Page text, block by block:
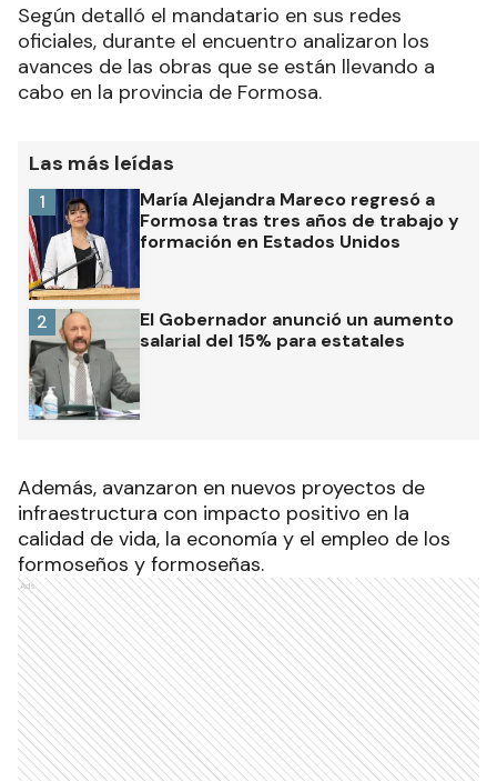
Según detalló el mandatario en sus redes
oficiales, durante el encuentro analizaron los
avances de las obras que se están llevando a
cabo en la provincia de Formosa.
Las más leídas
María Alejandra Mareco regresó a
Formosa tras tres años de trabajo y
formación en Estados Unidos
1
El Gobernador anunció un aumento
salarial del 15% para estatales
2
Además, avanzaron en nuevos proyectos de
infraestructura con impacto positivo en la
calidad de vida, la economía y el empleo de los
formoseños y formoseñas.
Ads